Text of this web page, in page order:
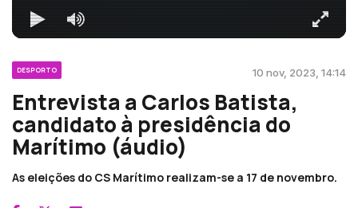
DESPORTO 10 nov, 2023, 14:14
Entrevista a Carlos Batista,
candidato à presidência do
Marítimo (áudio)
As eleições do CS Marítimo realizam-se a 17 de novembro.